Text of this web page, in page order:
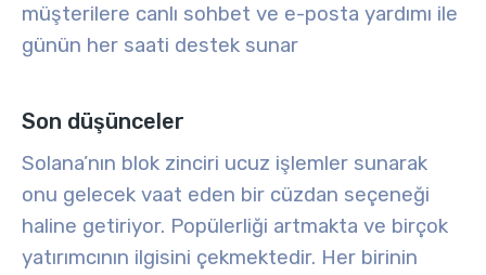
müşterilere canlı sohbet ve e-posta yardımı ile
günün her saati destek sunar
Son düşünceler
Solana’nın blok zinciri ucuz işlemler sunarak
onu gelecek vaat eden bir cüzdan seçeneği
haline getiriyor. Popülerliği artmakta ve birçok
yatırımcının ilgisini çekmektedir. Her birinin